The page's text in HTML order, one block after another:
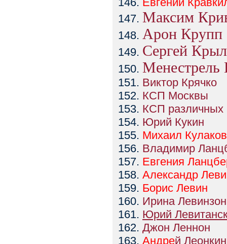
Максим
Арон Крупп
Сергей
Менестрель
Виктор Крячко
КСП Москвы
КСП различных
Юрий Кукин
Михаил Кулаков
Владимир
Евгения
Александр
Борис Левин
Ирина Левинзон
Юрий
Джон Леннон
Андрей Леонкин